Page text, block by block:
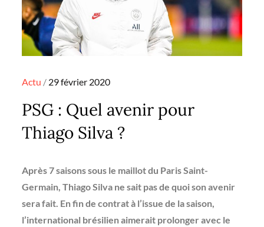
Actu Posted
29 février 2020
PSG : Quel avenir pour
Thiago Silva ?
Après 7 saisons sous le maillot du Paris Saint-
Germain, Thiago Silva ne sait pas de quoi son avenir
sera fait. En fin de contrat à l’issue de la saison,
l’international brésilien aimerait prolonger avec le